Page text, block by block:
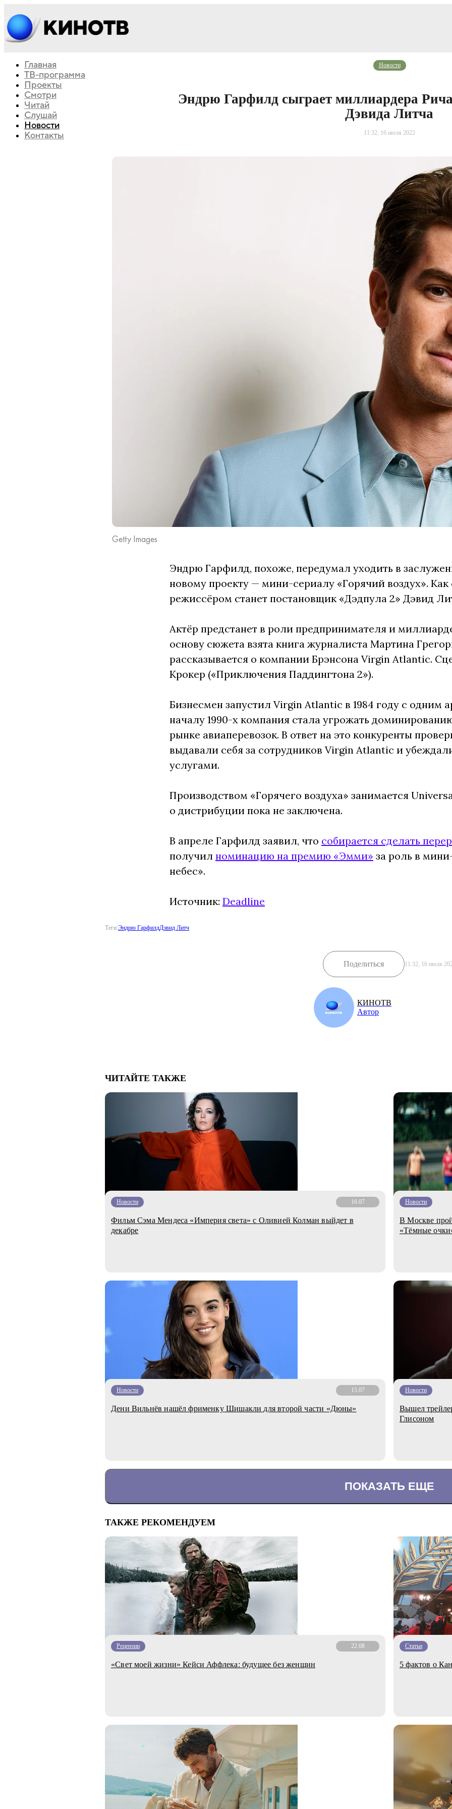
Главная
ТВ-программа
Проекты
Смотри
Читай
Слушай
Новости
Контакты
Новости
Эндрю Гарфилд сыграет миллиардера
Дэвида Литча
11:32, 16 июля 2022
Getty Images
Эндрю Гарфилд, похоже, передумал уходить в
новому проекту — мини-сериалу «Горячий воздух».
режиссёром станет постановщик «Дэдпула 2» Дэвид
Актёр предстанет в роли предпринимателя и
основу сюжета взята книга журналиста Мартина
рассказывается о компании Брэнсона Virgin Atlantic.
Крокер («Приключения Паддингтона 2»).
Бизнесмен запустил Virgin Atlantic в 1984 году с одним
началу 1990-х компания стала угрожать
рынке авиаперевозок. В ответ на это конкуренты
выдавали себя за сотрудников Virgin Atlantic и
услугами.
Производством «Горячего воздуха» занимается
о дистрибуции пока не заключена.
В апреле Гарфилд заявил, что собирается сделать
получил номинацию на премию «Эмми» за роль в
небес».
Источник: Deadline
Теги:Эндрю ГарфилдДэвид Литч
Поделиться 11:32, 16 июля
КИНОТВ
Автор
ЧИТАЙТЕ ТАКЖЕ
Новости 16.07
Фильм Сэма Мендеса «Империя света» с Оливией Колман выйдет в
декабре
Новости
В Москве
«Тёмные
Новости 15.07
Дени Вильнёв нашёл фрименку Шишакли для второй части «Дюны»
Новости
Вышел
Глисоном
ПОКАЗАТЬ ЕЩЕ
ТАКЖЕ РЕКОМЕНДУЕМ
Рецензии 22.08
«Свет моей жизни» Кейси Аффлека: будущее без женщин
Статьи
5 фактов о